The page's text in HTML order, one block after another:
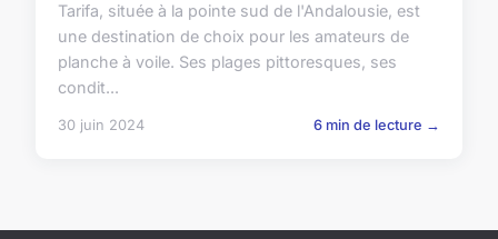
Tarifa, située à la pointe sud de l'Andalousie, est
une destination de choix pour les amateurs de
planche à voile. Ses plages pittoresques, ses
condit...
30 juin 2024 6 min de lecture →